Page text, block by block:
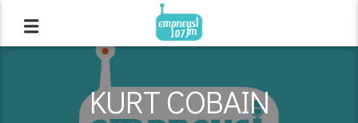
KURT COBAIN